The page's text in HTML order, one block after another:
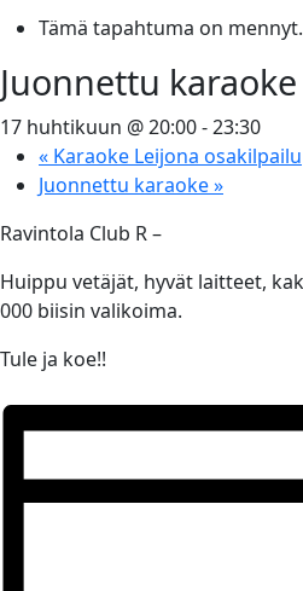
Tämä tapahtuma on mennyt.
Juonnettu karaoke
17 huhtikuun @ 20:00-23:30
« Karaoke Leijona osakilpailu
Juonnettu karaoke»
Ravintola Club R –
Huippu vetäjät, hyvät laitteet,
000 biisin valikoima.
Tule ja koe!!